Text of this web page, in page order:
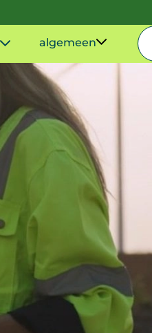
algemeen